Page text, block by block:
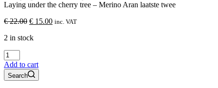
Laying under the cherry tree – Merino Aran laatste twee
€22.00 Original
was:
€ 15.00Current
inc. VAT
2 in stock
Laying
under
the
cherry
Add to cart
Search